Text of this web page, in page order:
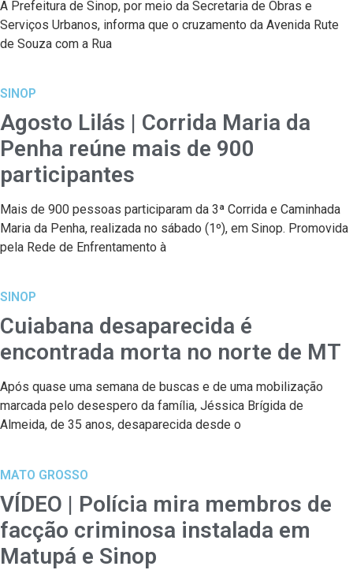
A Prefeitura de Sinop, por meio da Secretaria de Obras e
Serviços Urbanos, informa que o cruzamento da Avenida Rute
de Souza com a Rua
SINOP
Agosto Lilás | Corrida Maria da
Penha reúne mais de 900
participantes
Mais de 900 pessoas participaram da 3ª Corrida e Caminhada
Maria da Penha, realizada no sábado (1º), em Sinop. Promovida
pela Rede de Enfrentamento à
SINOP
Cuiabana desaparecida é
encontrada morta no norte de MT
Após quase uma semana de buscas e de uma mobilização
marcada pelo desespero da família, Jéssica Brígida de
Almeida, de 35 anos, desaparecida desde o
MATO GROSSO
VÍDEO | Polícia mira membros de
facção criminosa instalada em
Matupá e Sinop